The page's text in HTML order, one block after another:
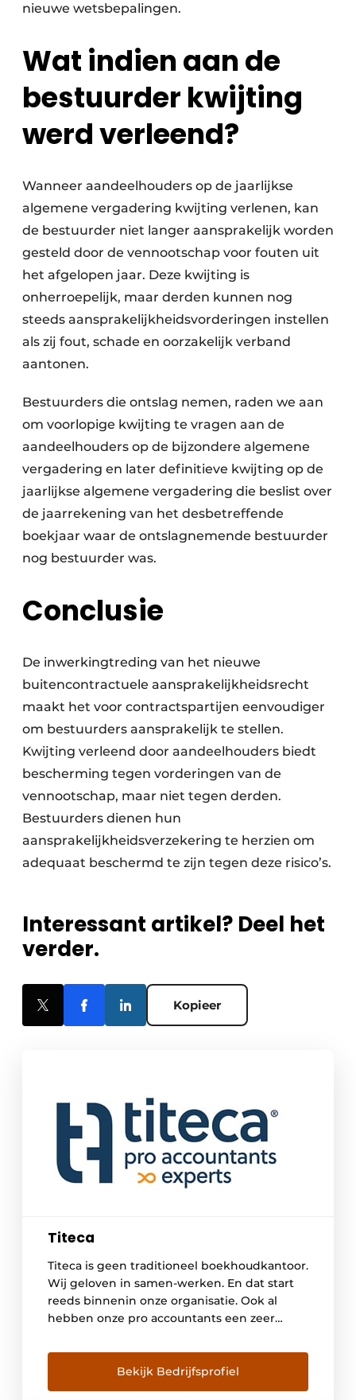
nieuwe wetsbepalingen.
Wat indien aan de
bestuurder kwijting
werd verleend?
Wanneer aandeelhouders op de jaarlijkse
algemene vergadering kwijting verlenen, kan
de bestuurder niet langer aansprakelijk worden
gesteld door de vennootschap voor fouten uit
het afgelopen jaar. Deze kwijting is
onherroepelijk, maar derden kunnen nog
steeds aansprakelijkheidsvorderingen instellen
als zij fout, schade en oorzakelijk verband
aantonen.
Bestuurders die ontslag nemen, raden we aan
om voorlopige kwijting te vragen aan de
aandeelhouders op de bijzondere algemene
vergadering en later definitieve kwijting op de
jaarlijkse algemene vergadering die beslist over
de jaarrekening van het desbetreffende
boekjaar waar de ontslagnemende bestuurder
nog bestuurder was.
Conclusie
De inwerkingtreding van het nieuwe
buitencontractuele aansprakelijkheidsrecht
maakt het voor contractspartijen eenvoudiger
om bestuurders aansprakelijk te stellen.
Kwijting verleend door aandeelhouders biedt
bescherming tegen vorderingen van de
vennootschap, maar niet tegen derden.
Bestuurders dienen hun
aansprakelijkheidsverzekering te herzien om
adequaat beschermd te zijn tegen deze risico’s.
Interessant artikel? Deel het
verder.
Kopieer
Titeca
Titeca is geen traditioneel boekhoudkantoor.
Wij geloven in samen-werken. En dat start
reeds binnenin onze organisatie. Ook al
hebben onze pro accountants een zeer
ondernemersdomeinen, af en toe moeten
ook zij beroep doen op specialisten. Bij
Titeca zitten die experten amper enkele
Bekijk Bedrijfsprofiel